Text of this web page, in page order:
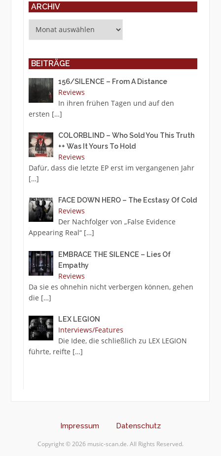
ARCHIV
BEITRÄGE
156/SILENCE – From A Distance
Reviews
In ihren frühen Tagen und auf den
ersten […]
COLORBLIND – Who Sold You This Truth
++ Was It Yours To Hold
Reviews
Dafür, dass die letzte EP erst im vergangenen Jahr
[…]
FACE DOWN HERO – The Ecstasy Of Cold
Reviews
Der Nachfolger von „False Evidence
Appearing Real“ […]
EMBRACE THE SILENCE – Lies Of
Empathy
Reviews
Da sie es ohnehin nicht verbergen können, gehen
die […]
LEX LEGION
Interviews/Features
Die Idee, die schließlich zu LEX LEGION
führte, reifte […]
Impressum Datenschutz
Copyright © 2026 music-scan.de. All Rights Reserved.